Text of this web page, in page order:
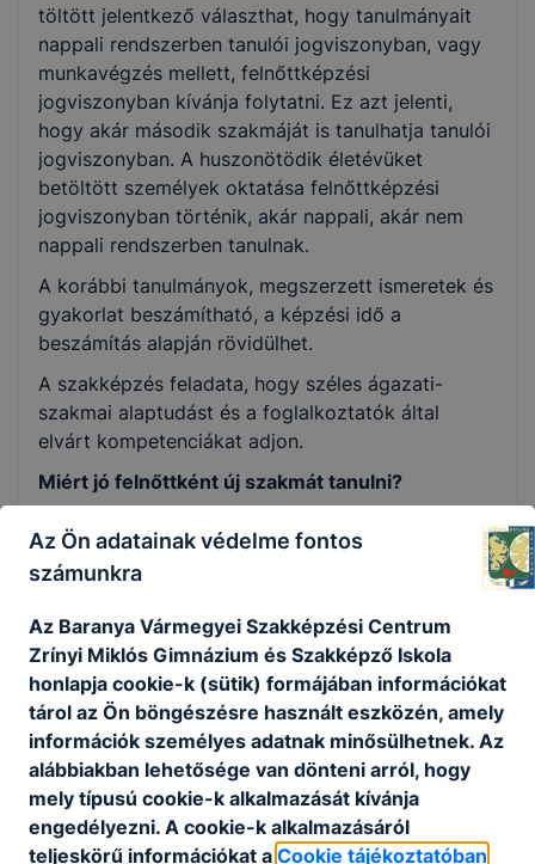
töltött jelentkező választhat, hogy tanulmányait
nappali rendszerben tanulói jogviszonyban, vagy
munkavégzés mellett, felnőttképzési
jogviszonyban kívánja folytatni. Ez azt jelenti,
hogy akár második szakmáját is tanulhatja tanulói
jogviszonyban. A huszonötödik életévüket
betöltött személyek oktatása felnőttképzési
jogviszonyban történik, akár nappali, akár nem
nappali rendszerben tanulnak.
A korábbi tanulmányok, megszerzett ismeretek és
gyakorlat beszámítható, a képzési idő a
beszámítás alapján rövidülhet.
A szakképzés feladata, hogy széles ágazati-
szakmai alaptudást és a foglalkoztatók által
elvárt kompetenciákat adjon.
Miért jó felnőttként új szakmát tanulni?
Az élethosszig tartó tanulás jegyében lehetőség
van arra, hogy munka és család mellett is
átképezzék vagy továbbképezzék magukat az
van arra, hogy a képzésre jelentkezők előzetes
tudását felmérje, korábban szerzett
munkatapasztalatait figyelembe vegye. Ez által
lényegesen hatékonyabb, differenciáltabb lehet a
képzés, és a képzési idő is jelentősen lerövidülhet.
Technikum:
Az Ön adatainak védelme fontos
számunkra
Az Baranya Vármegyei Szakképzési Centrum
Zrínyi Miklós Gimnázium és Szakképző Iskola
honlapja cookie-k (sütik) formájában információkat
tárol az Ön böngészésre használt eszközén, amely
információk személyes adatnak minősülhetnek. Az
alábbiakban lehetősége van dönteni arról, hogy
mely típusú cookie-k alkalmazását kívánja
engedélyezni. A cookie-k alkalmazásáról
teljeskörű információkat a Cookie tájékoztatóban